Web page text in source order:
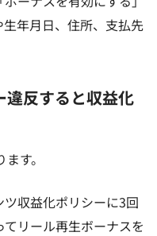
年月日、住所、支払先
違反すると収益化
す。
収益化ポリシーに3回
リール再生ボーナスを